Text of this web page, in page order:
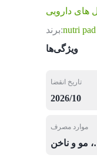
های دارویی
برند:nutri pad
ویژگی‌ها
تاریخ انقضا
2026/10
موارد مصرف
و ناخن